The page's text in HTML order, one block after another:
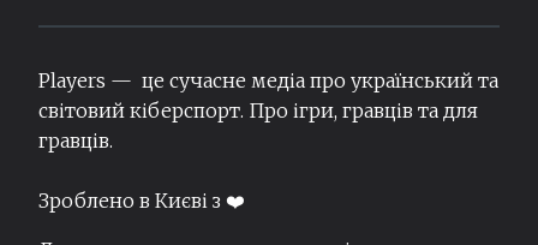
Players — це сучасне медіа про український та
світовий кіберспорт. Про ігри, гравців та для
гравців.
Зроблено в Києві з ❤️